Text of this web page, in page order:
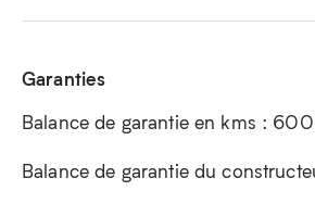
Garanties
Balance de garantie en kms :
Balance de garantie du